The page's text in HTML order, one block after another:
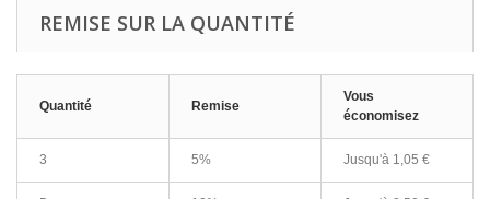
REMISE SUR LA QUANTITÉ
Quantité Remise
Vous
économisez
3 5% Jusqu'à 1,05 €